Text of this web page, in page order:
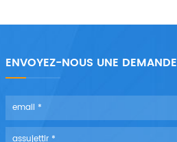
ENVOYEZ-NOUS UNE DEMANDE